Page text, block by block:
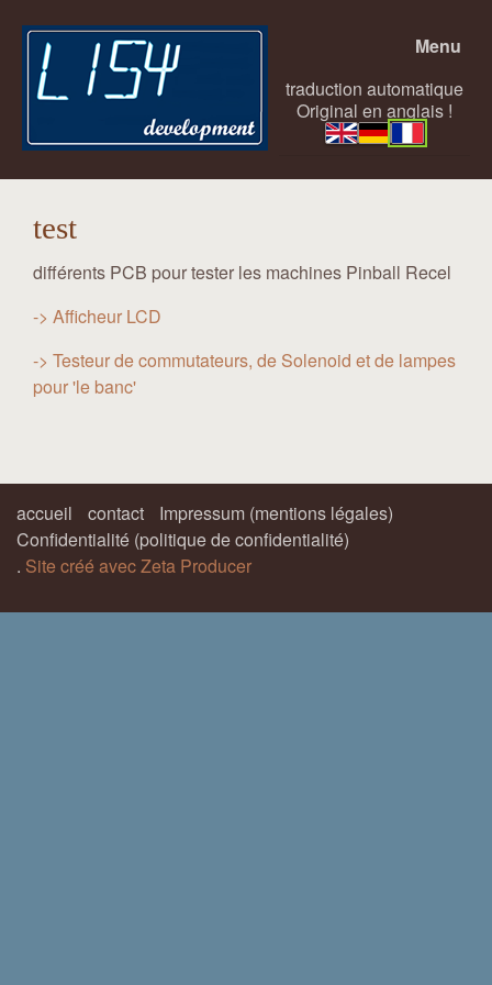
Menu
traduction automatique
Original en anglais !
test
différents PCB pour tester les machines Pinball Recel
-> Afficheur LCD
-> Testeur de commutateurs, de Solenoid et de lampes
pour 'le banc'
accueil contact
Impressum (mentions légales)
Confidentialité (politique de confidentialité)
. Site créé avec Zeta Producer